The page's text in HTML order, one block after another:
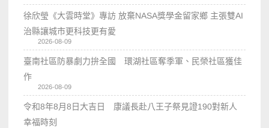
徐欣瑩《大雲時堂》專訪 放棄NASA獎學金留家鄉 主張雙AI
治縣讓城市更科技更有愛
2026-08-09
臺南社區防暴劇力拚全國 環湖社區奪季軍、民榮社區獲佳
作
2026-08-09
令和8年8月8日大吉日 康議長赴八王子祭見證190對新人
幸福時刻